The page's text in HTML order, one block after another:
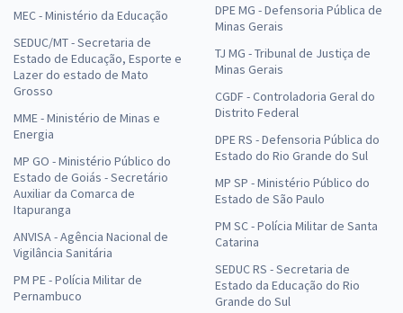
MEC - Ministério da Educação
SEDUC/MT - Secretaria de
Estado de Educação, Esporte e
Lazer do estado de Mato
Grosso
MME - Ministério de Minas e
Energia
MP GO - Ministério Público do
Estado de Goiás - Secretário
Auxiliar da Comarca de
Itapuranga
ANVISA - Agência Nacional de
Vigilância Sanitária
PM PE - Polícia Militar de
Pernambuco
DPE MG - Defensoria Pública de
Minas Gerais
TJ MG - Tribunal de Justiça de
Minas Gerais
CGDF - Controladoria Geral do
Distrito Federal
DPE RS - Defensoria Pública do
Estado do Rio Grande do Sul
MP SP - Ministério Público do
Estado de São Paulo
PM SC - Polícia Militar de Santa
Catarina
SEDUC RS - Secretaria de
Estado da Educação do Rio
Grande do Sul